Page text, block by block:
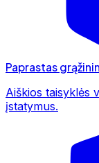
Paprastas
Aiškios taisyklės
įstatymus.